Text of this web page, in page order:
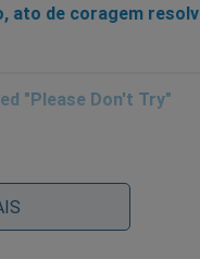
ato de coragem